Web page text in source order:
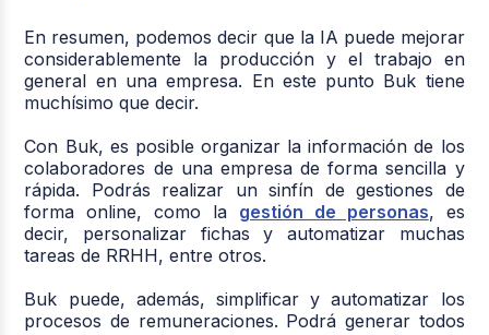
En resumen, podemos decir que la IA puede mejorar
considerablemente la producción y el trabajo en
general en una empresa. En este punto Buk tiene
muchísimo que decir.
Con Buk, es posible organizar la información de los
colaboradores de una empresa de forma sencilla y
rápida. Podrás realizar un sinfín de gestiones de
forma online, como la gestión de personas, es
decir, personalizar fichas y automatizar muchas
tareas de RRHH, entre otros.
Buk puede, además, simplificar y automatizar los
procesos de remuneraciones. Podrá generar todos